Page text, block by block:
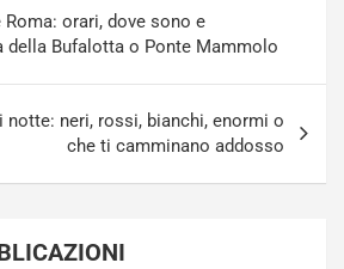
orari, dove sono e
della Bufalotta o Ponte Mammolo
notte: neri, rossi, bianchi, enormi o
che ti camminano addosso